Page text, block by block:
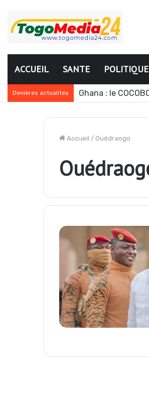
ACCUEIL SANTE POLITIQUE
Denières actualités Ghana : le
Accueil / Ouédraogo